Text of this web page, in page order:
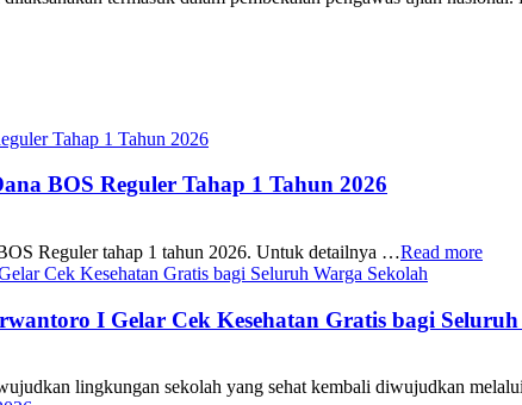
BOS Reguler Tahap 1 Tahun 2026
Reguler tahap 1 tahun 2026. Untuk detailnya …Read more
I Gelar Cek Kesehatan Gratis bagi
lingkungan sekolah yang sehat kembali diwujudkan